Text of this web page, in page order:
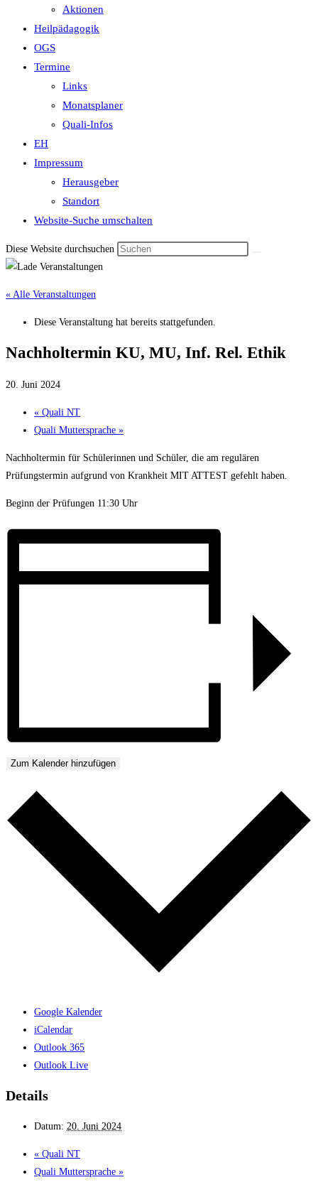
Aktionen
Heilpädagogik
OGS
Termine
Links
Monatsplaner
Quali-Infos
EH
Impressum
Herausgeber
Standort
Website-Suche umschalten
Diese Website durchsuchen
« Alle Veranstaltungen
Diese Veranstaltung hat bereits stattgefunden.
Nachholtermin KU, MU, Inf. Rel. Ethik
20. Juni 2024
« Quali NT
Quali Mutter­sprache »
Nachholtermin für Schülerinnen und Schüler, die am regulären
Prüfungstermin aufgrund von Krankheit MIT ATTEST gefehlt haben.
Beginn der Prüfungen 11:30 Uhr
Zum Kalender hinzufügen
Google Kalender
iCalendar
Outlook 365
Outlook Live
Details
Datum: 20. Juni 2024
« Quali NT
Quali Mutter­sprache »